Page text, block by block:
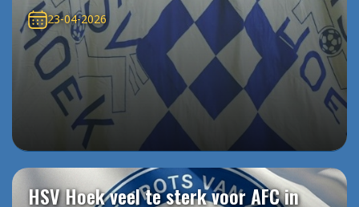
23-04-2026
HSV Hoek veel te sterk voor AFC in